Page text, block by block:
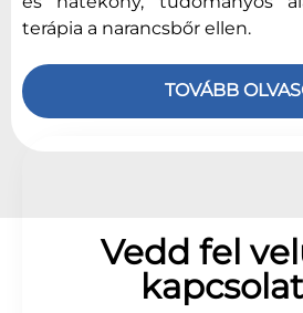
terápia a narancsbőr ellen.
TOVÁBB
Vedd fel